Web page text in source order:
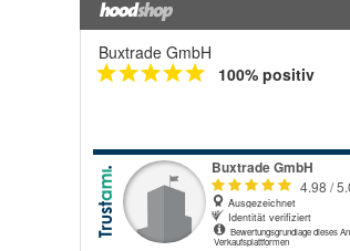
Buxtrade GmbH
100% positiv